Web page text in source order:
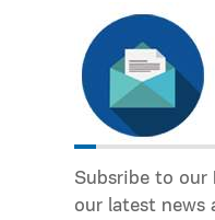
Subsribe to our
our latest news